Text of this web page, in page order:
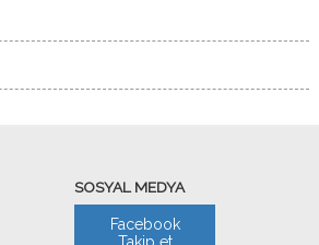
SOSYAL MEDYA
Facebook